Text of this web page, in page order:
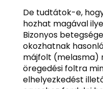
De tudtátok-e,
hozhat magával
Bizonyos
okozhatnak
májfolt (melasma)
öregedési foltra
elhelyezkedést